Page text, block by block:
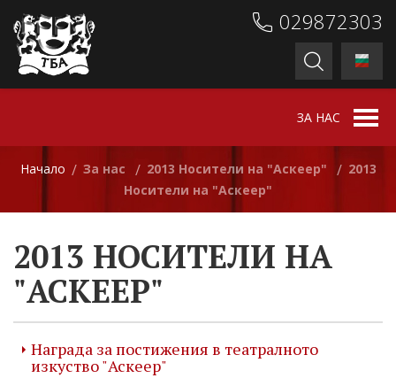
029872303
ЗА НАС
Начало / За нас / 2013 Носители на "Аскеер" / 2013
Носители на "Аскеер"
2013 НОСИТЕЛИ НА
"АСКЕЕР"
Награда за постижения в театралното
изкуство "Аскеер"